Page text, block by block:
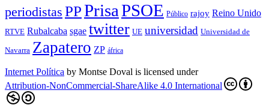
periodistas PPPrisaPSOE Público rajoy Reino Unido
RTVE Rubalcaba sgae twitter UE universidad Universidad de
Navarra Zapatero ZP áfrica
Internet Política by Montse Doval is licensed under
Attribution-NonCommercial-ShareAlike 4.0 International